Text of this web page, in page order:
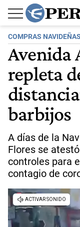
COMPRAS NAVIDEÑAS
Avenida
repleta
barbijos
A días de la
Flores se
controles para
contagio de